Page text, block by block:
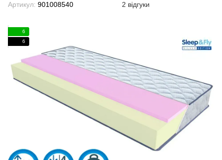
Артикул: 901008540 2 відгуки
6
6